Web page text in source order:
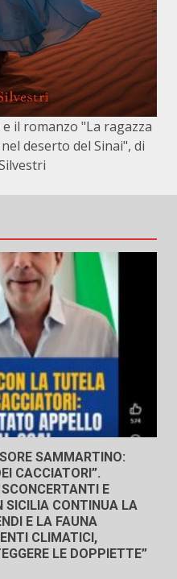
il romanzo "La ragazza
deserto del Sinai", di
SAMMARTINO:
CACCIATORI”.
SCONCERTANTI E
SICILIA CONTINUA LA
E LA FAUNA
CLIMATICI,
LE DOPPIETTE”